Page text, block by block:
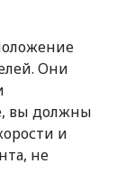
Они
вы должны
и
не